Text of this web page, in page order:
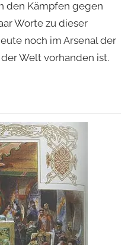
den Kämpfen gegen
Worte zu dieser
noch im Arsenal der
Welt vorhanden ist.